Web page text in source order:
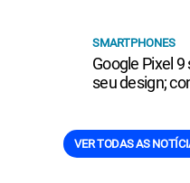
SMARTPHONES
Google Pixel
seu design;
VER TODAS AS